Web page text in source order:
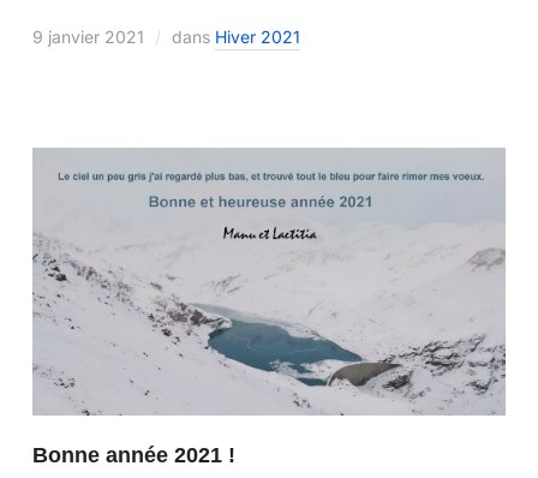
9 janvier 2021 dans Hiver 2021
Bonne année 2021 !